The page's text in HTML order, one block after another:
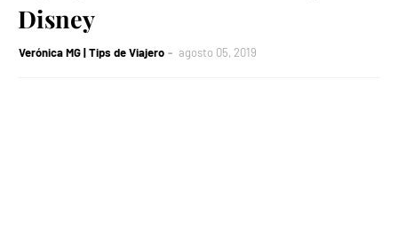
Disney
Verónica MG | Tips de Viajero agosto 05, 2019